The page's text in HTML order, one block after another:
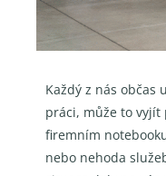
Každý z nás občas
práci, může to vyjít
firemním
nebo nehoda